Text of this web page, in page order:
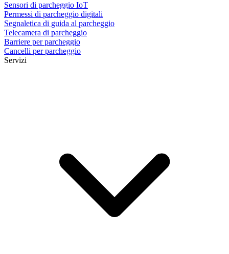
Sensori di parcheggio IoT
Permessi di parcheggio digitali
Segnaletica di guida al parcheggio
Telecamera di parcheggio
Barriere per parcheggio
Cancelli per parcheggio
Servizi